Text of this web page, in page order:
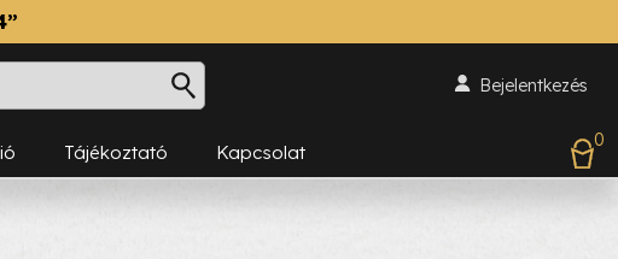
Bejelentkezés
Tájékoztató Kapcsolat
0